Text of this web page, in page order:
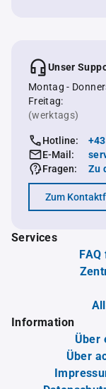
Unser
Montag -
Freitag:
(werktags)
Hotline:
E-Mail:
Fragen:
Zu
Zum
Services
Information
Über
Über